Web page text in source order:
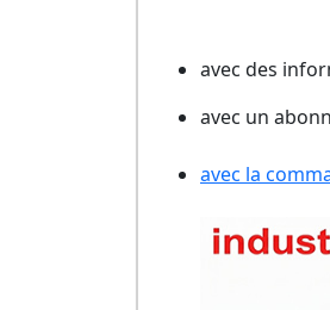
avec des
avec un
avec la